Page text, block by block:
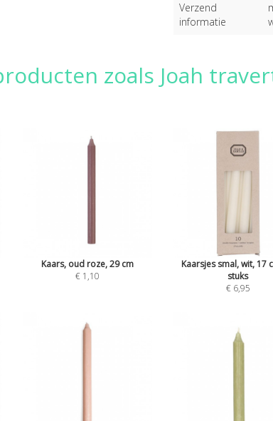
Verzend
informatie
zoals Joah
Kaars, oud roze, 29 cm
€ 1,10
Kaarsjes smal, wit, 17
stuks
€ 6,95